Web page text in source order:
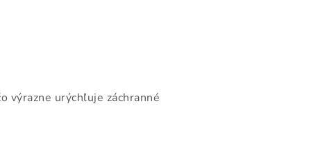
výrazne urýchľuje záchranné